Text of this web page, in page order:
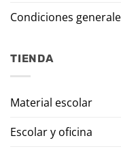
Condiciones
TIENDA
Material escolar
Escolar y oficina